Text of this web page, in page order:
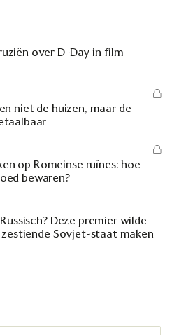
over D-Day in film
niet de huizen, maar de
op Romeinse ruïnes: hoe
bewaren?
Deze premier wilde
zestiende Sovjet-staat maken